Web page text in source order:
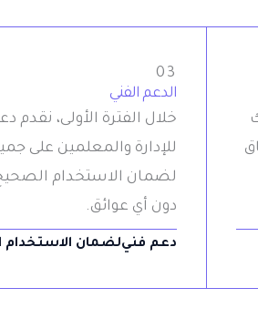
03
الدعم الفني
خلال الفترة الأولى، نقدم
للإدارة والمعلمين على
دون أي عوائق.
دعم فنيلضمان الاستخدام